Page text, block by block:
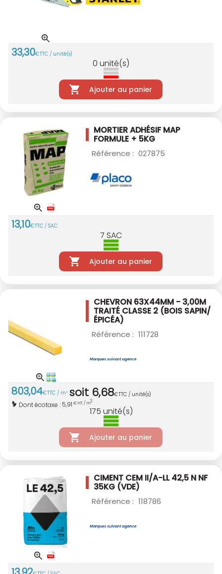
33,30€TTC / unité(s)
0 unité(s)
Ajouter au panier
MORTIER ADHÉSIF MAP
FORMULE + 5KG
Référence : 027875
13,10€TTC / SAC
7 SAC
Ajouter au panier
CHEVRON 63X44MM - 3,00M
TRAITÉ CLASSE 2 (BOIS SAPIN/
ÉPICÉA)
Référence : 111728
803,04€TTC / m3 soit 6,68€TTC / unité(s)
Dont écotaxe : 5,91 € HT / m3
175 unité(s)
Ajouter au panier
CIMENT CEM II/A-LL 42,5 N NF
35KG (VDE)
Référence : 118786